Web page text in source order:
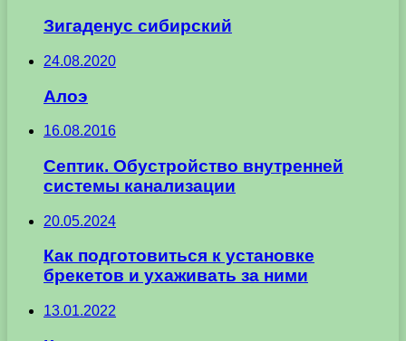
Зигаденус сибирский
24.08.2020
Алоэ
16.08.2016
Септик. Обустройство внутренней
системы канализации
20.05.2024
Как подготовиться к установке
брекетов и ухаживать за ними
13.01.2022